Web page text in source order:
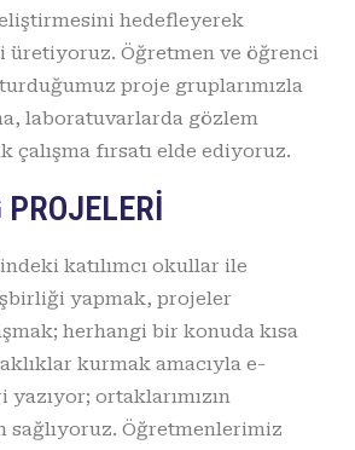
hedefleyerek
üretiyoruz. Öğretmen ve öğrenci
proje gruplarımızla
laboratuvarlarda gözlem
çalışma fırsatı elde ediyoruz.
katılımcı okullar ile
yapmak, projeler
herhangi bir konuda kısa
kurmak amacıyla e-
ortaklarımızın
sağlıyoruz. Öğretmenlerimiz